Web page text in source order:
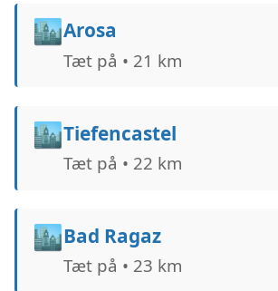
🏙️Arosa
Tæt på • 21 km
🏙️Tiefencastel
Tæt på • 22 km
🏙️Bad Ragaz
Tæt på • 23 km